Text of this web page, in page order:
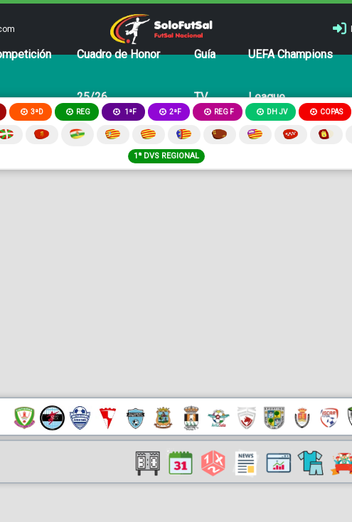
Cuadro de Honor
25/26
Guía
TV
UEFA Champions
League
3ªD REG 1ªF 2ªF REG F DH JV COPAS
1ª DVS REGIONAL